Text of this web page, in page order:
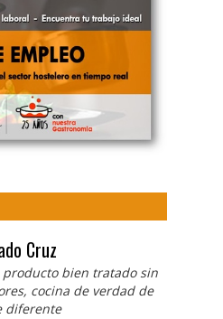
Cruz
producto bien tratado sin
cocina de verdad de
diferente